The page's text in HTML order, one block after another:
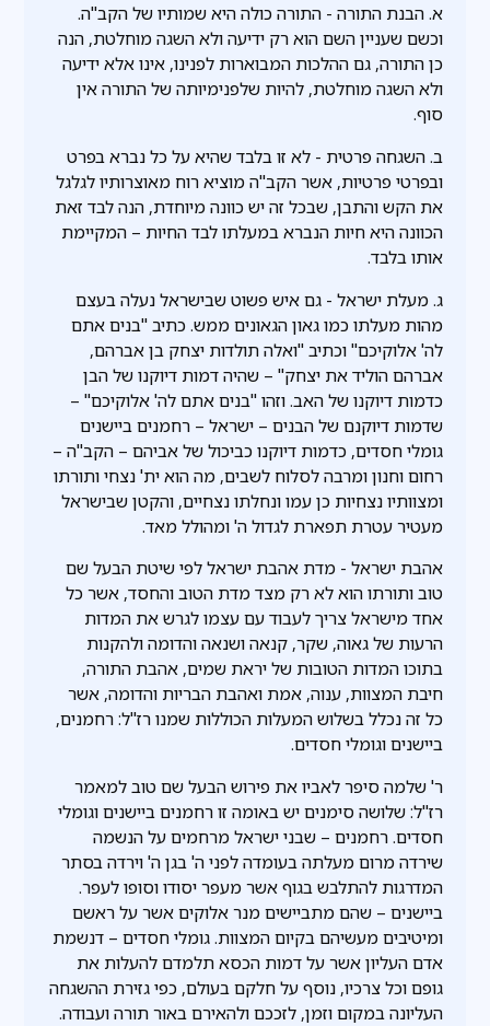
א. הבנת התורה - התורה כולה היא שמותיו של הקב"ה.
וכשם שעניין השם הוא רק ידיעה ולא השגה מוחלטת, הנה
כן התורה, גם ההלכות המבוארות לפנינו, אינו אלא ידיעה
ולא השגה מוחלטת, להיות שלפנימיותה של התורה אין
סוף.
ב. השגחה פרטית - לא זו בלבד שהיא על כל נברא בפרט
ובפרטי פרטיות, אשר הקב"ה מוציא רוח מאוצרותיו לגלגל
את הקש והתבן, שבכל זה יש כוונה מיוחדת, הנה לבד זאת
הכוונה היא חיות הנברא במעלתו לבד החיות – המקיימת
אותו בלבד.
ג. מעלת ישראל - גם איש פשוט שבישראל נעלה בעצם
מהות מעלתו כמו גאון הגאונים ממש. כתיב "בנים אתם
לה' אלוקיכם" וכתיב "ואלה תולדות יצחק בן אברהם,
אברהם הוליד את יצחק" – שהיה דמות דיוקנו של הבן
כדמות דיוקנו של האב. וזהו "בנים אתם לה' אלוקיכם" –
שדמות דיוקנם של הבנים – ישראל – רחמנים ביישנים
גומלי חסדים, כדמות דיוקנו כביכול של אביהם – הקב"ה –
רחום וחנון ומרבה לסלוח לשבים, מה הוא ית' נצחי ותורתו
ומצוותיו נצחיות כן עמו ונחלתו נצחיים, והקטן שבישראל
מעטיר עטרת תפארת לגדול ה' ומהולל מאד.
אהבת ישראל - מדת אהבת ישראל לפי שיטת הבעל שם
טוב ותורתו הוא לא רק מצד מדת הטוב והחסד, אשר כל
אחד מישראל צריך לעבוד עם עצמו לגרש את המדות
הרעות של גאוה, שקר, קנאה ושנאה והדומה ולהקנות
בתוכו המדות הטובות של יראת שמים, אהבת התורה,
חיבת המצוות, ענוה, אמת ואהבת הבריות והדומה, אשר
כל זה נכלל בשלוש המעלות הכוללות שמנו רז"ל: רחמנים,
ביישנים וגומלי חסדים.
ר' שלמה סיפר לאביו את פירוש הבעל שם טוב למאמר
רז"ל: שלושה סימנים יש באומה זו רחמנים ביישנים וגומלי
חסדים. רחמנים – שבני ישראל מרחמים על הנשמה
שירדה מרום מעלתה בעומדה לפני ה' בגן ה' וירדה בסתר
המדרגות להתלבש בגוף אשר מעפר יסודו וסופו לעפר.
ביישנים – שהם מתביישים מנר אלוקים אשר על ראשם
ומיטיבים מעשיהם בקיום המצוות. גומלי חסדים – דנשמת
אדם העליון אשר על דמות הכסא תלמדם להעלות את
גופם וכל צרכיו, נוסף על חלקם בעולם, כפי גזירת ההשגחה
העליונה במקום וזמן, לזככם ולהאירם באור תורה ועבודה.